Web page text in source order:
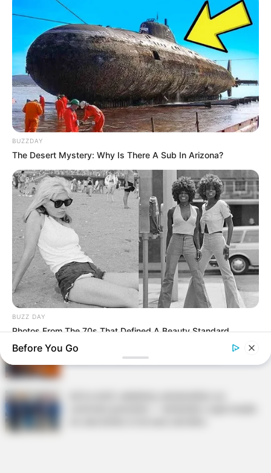
30 horas: parecer da Comissão de Finanças
se posicionou sobre redução da jornada de
40 para 30 horas.
DESTAQUES DO MÊS
Prefeitura realiza a maior entrega de
motocicletas aos Agentes de Saúde da
Agente de Saúde é indiciada por falsificar
visitas que nunca aconteceram.
Terceiro lote da restituição do IR paga R$
4,61 bilhões para 2,7 milhões de
contribuintes.
Motos e bicicletas para ACS e ACE: veja o
passo a passo para conseguir o benefício.
Deputados por erro em seu texto.
BUZZDAY
The Desert Mystery: Why Is There A Sub In Arizona?
BUZZ DAY
Photos From The 70s That Defined A Beauty Standard
Before You Go